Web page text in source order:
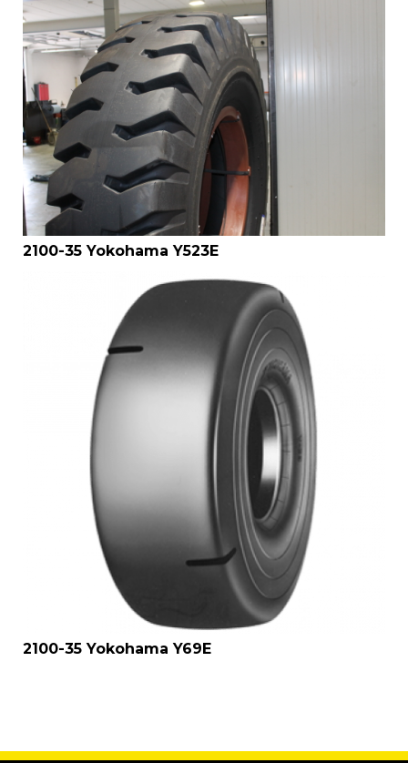
2100-35 Yokohama Y523E
2100-35 Yokohama Y69E